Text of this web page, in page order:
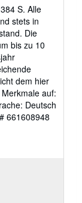
S. Alle
stets in
Die
bis zu 10
dem hier
auf:
Deutsch
661608948